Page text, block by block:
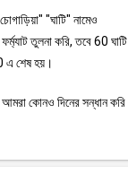
"ঘাটি" নামেও
তুলনা করি, তবে 60 ঘাটি
এ শেষ হয়।
আমরা কোনও দিনের সন্ধান করি